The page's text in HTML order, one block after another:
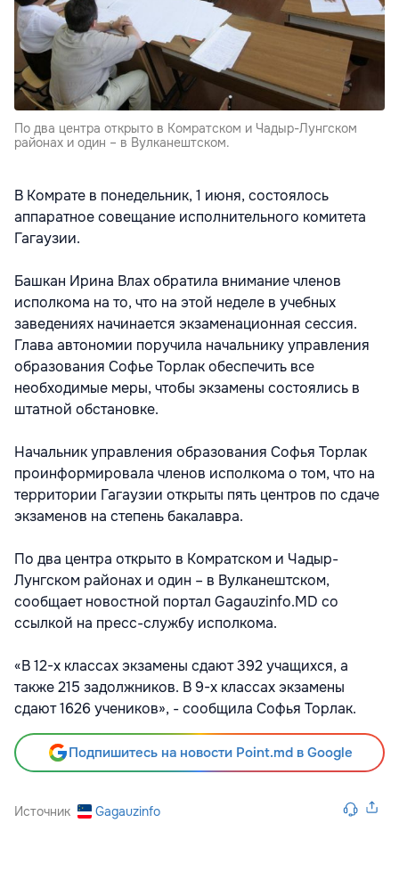
По два центра открыто в Комратском и Чадыр-Лунгском
районах и один – в Вулканештском.
В Комрате в понедельник, 1 июня, состоялось
аппаратное совещание исполнительного комитета
Гагаузии.
Башкан Ирина Влах обратила внимание членов
исполкома на то, что на этой неделе в учебных
заведениях начинается экзаменационная сессия.
Глава автономии поручила начальнику управления
образования Софье Торлак обеспечить все
необходимые меры, чтобы экзамены состоялись в
штатной обстановке.
Начальник управления образования Софья Торлак
проинформировала членов исполкома о том, что на
территории Гагаузии открыты пять центров по сдаче
экзаменов на степень бакалавра.
По два центра открыто в Комратском и Чадыр-
Лунгском районах и один – в Вулканештском,
сообщает новостной портал Gagauzinfo.MD со
ссылкой на пресс-службу исполкома.
«В 12-х классах экзамены сдают 392 учащихся, а
также 215 задолжников. В 9-х классах экзамены
сдают 1626 учеников», - сообщила Софья Торлак.
Подпишитесь на новости Point.md в Google
Источник Gagauzinfo